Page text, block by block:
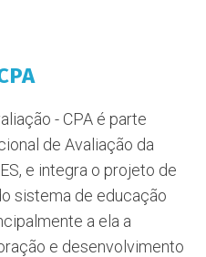
- CPA é parte
de Avaliação da
e integra o projeto de
sistema de educação
a ela a
e desenvolvimento